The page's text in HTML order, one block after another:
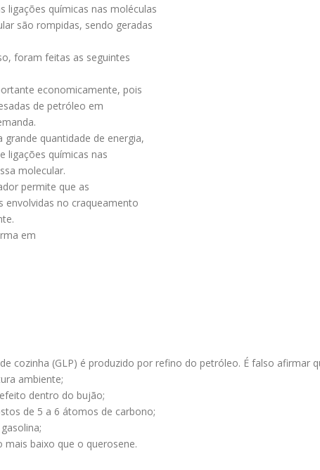
ligações químicas nas moléculas
são rompidas, sendo geradas
foram feitas as seguintes
economicamente, pois
de petróleo em
grande quantidade de energia,
ligações químicas nas
molecular.
permite que as
envolvidas no craqueamento
em
de cozinha (GLP) é produzido por refino do petróleo. É falso afirmar
ambiente;
dentro do bujão;
de 5 a 6 átomos de carbono;
baixo que o querosene.